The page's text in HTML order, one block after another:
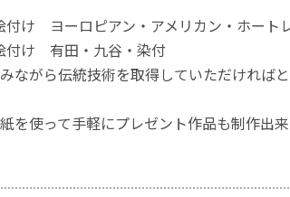
付け ヨーロピアン・アメリカン・ホート
付け 有田・九谷・染付
ながら伝統技術を取得していただければと
を使って手軽にプレゼント作品も制作出来